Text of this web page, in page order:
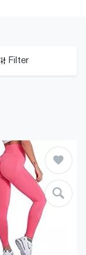
Filter